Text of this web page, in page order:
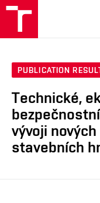
PUBLICATION
Technické,
vývoji
stavebních